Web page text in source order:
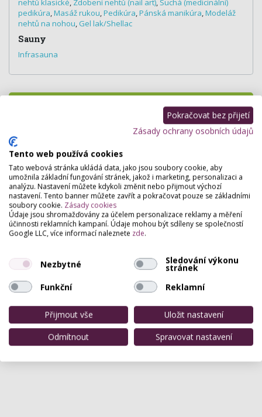
nehtů klasické, Zdobení nehtů (nail art), Suchá (medicinální)
pedikúra,Masáž rukou,Pedikúra,Pánská manikúra,Modeláž
nehtů na nohou, Gel lak/Shellac
Sauny
Infrasauna
přihlašte.
Zatím zde není žádné hodnocení.
Pokračovat bez přijetí
Zásady ochrany osobních údajů
Tento web používá cookies
Tato webová stránka ukládá data, jako jsou soubory cookie, aby
umožnila základní fungování stránek, jakož i marketing, personalizaci a
analýzu. Nastavení můžete kdykoli změnit nebo přijmout výchozí
nastavení. Tento banner můžete zavřít a pokračovat pouze se základními
soubory cookie. Zásady cookies
Údaje jsou shromažďovány za účelem personalizace reklamy a měření
účinnosti reklamních kampaní. Údaje mohou být sdíleny se společností
Google LLC, více informací naleznete zde.
Nezbytné Sledování výkonu
stránek
Funkční
Reklamní
Přijmout vše
Uložit nastavení
Odmítnout
Spravovat nastavení